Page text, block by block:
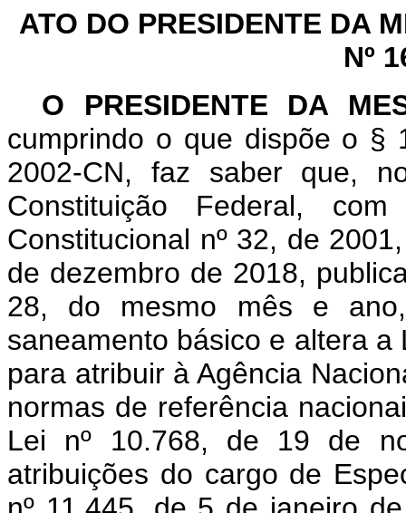
ATO DO PRESIDENTE DA
Nº
O PRESIDENTE DA
cumprindo o que dispõe o §
2002-CN, faz saber que,
Constituição Federal,
Constitucional nº 32, de
de dezembro de 2018,
28, do mesmo mês e
saneamento básico e altera
para atribuir à Agência
normas de referência
Lei nº 10.768, de 19 de
atribuições do cargo de